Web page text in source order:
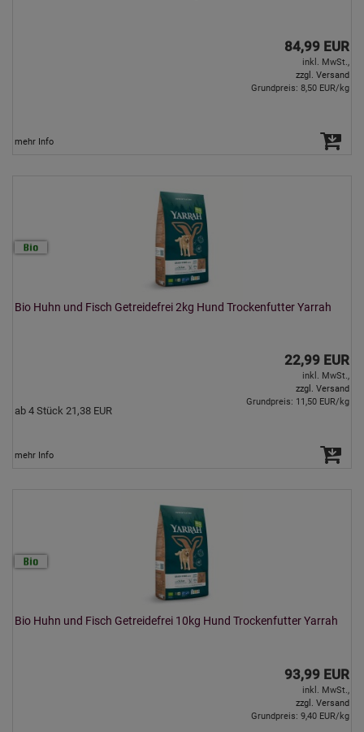
84,99 EUR
inkl. MwSt.,
zzgl. Versand
Grundpreis: 8,50 EUR/kg
mehr Info
Bio Huhn und Fisch Getreidefrei 2kg Hund Trockenfutter Yarrah
22,99 EUR
inkl. MwSt.,
zzgl. Versand
ab 4 Stück 21,38 EUR
Grundpreis: 11,50 EUR/kg
mehr Info
Bio Huhn und Fisch Getreidefrei 10kg Hund Trockenfutter Yarrah
93,99 EUR
inkl. MwSt.,
zzgl. Versand
Grundpreis: 9,40 EUR/kg